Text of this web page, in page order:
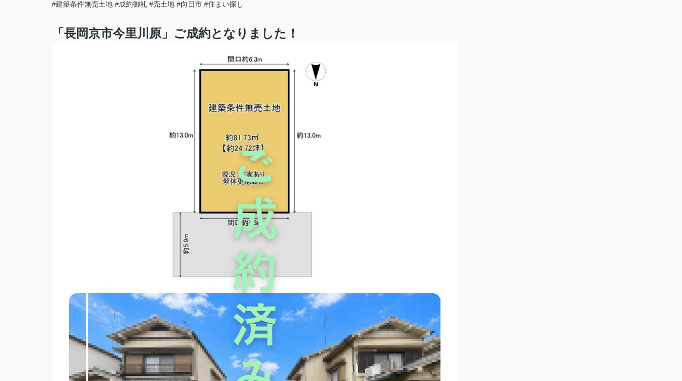
#建築条件無売土地 #成約御礼 #売土地 #向日市 #住まい探し
「長岡京市今里川原」ご成約となりました！